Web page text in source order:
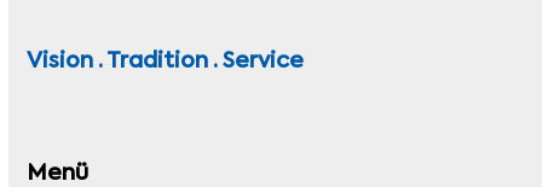
Vision · Tradition · Service
Menü